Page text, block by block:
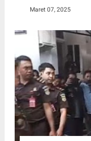
Maret 07, 2025